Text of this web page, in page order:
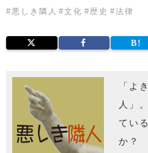
# 悪しき隣人 #文化 # 歴史 #法律
「よ
人」
てい
か？